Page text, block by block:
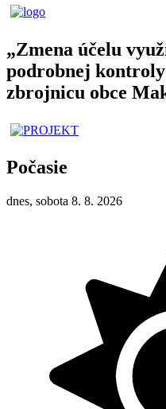
„Zmena účelu
podrobnej kontroly
zbrojnicu obce
Počasie
dnes, sobota 8. 8. 2026